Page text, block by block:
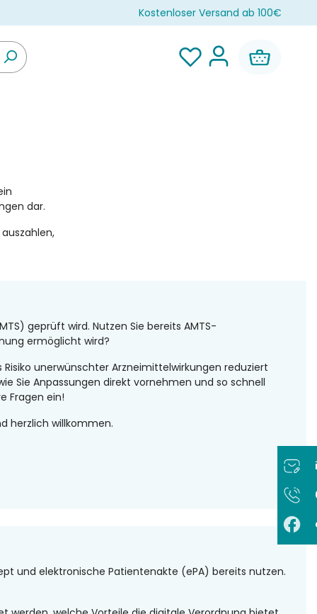
Kostenloser Versand ab 100€
dar.
geprüft wird. Nutzen Sie bereits AMTS-
ermöglicht wird?
unerwünschter Arzneimittelwirkungen reduziert
Sie Anpassungen direkt vornehmen und so schnell
Fragen ein!
herzlich willkommen.
und elektronische Patientenakte (ePA) bereits nutzen.